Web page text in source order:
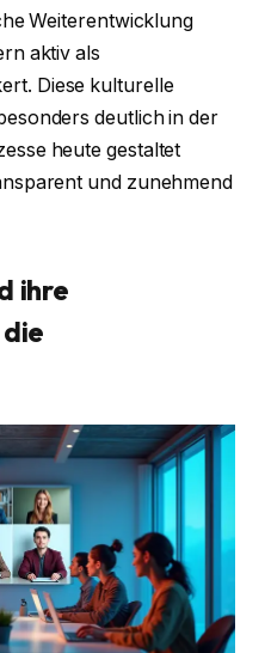
Weiterentwicklung
aktiv als
Diese kulturelle
deutlich in der
heute gestaltet
und zunehmend
ihre